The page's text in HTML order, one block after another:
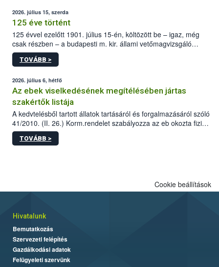
2026. július 15, szerda
125 éve történt
125 évvel ezelőtt 1901. július 15-én, költözött be – igaz, még
csak részben – a budapesti m. kir. állami vetőmagvizsgáló
állomás a Kis Rókus utca 15. szám alatti, Czigler Győző által
tervezett új épületébe.
TOVÁBB >
2026. július 6, hétfő
Az ebek viselkedésének megítélésében jártas
szakértők listája
A kedvtelésből tartott állatok tartásáról és forgalmazásáról szóló
41/2010. (II. 26.) Korm.rendelet szabályozza az eb okozta fizikai
sérülés, illetve ennek veszélye keletkezésekor felmerülő
hatósági feladatokat, valamint a veszélyes eb tartását és annak
TOVÁBB >
Cookie beállítások
Hivatalunk
Bemutatkozás
Szervezeti felépítés
Gazdálkodási adatok
Felügyeleti szervünk